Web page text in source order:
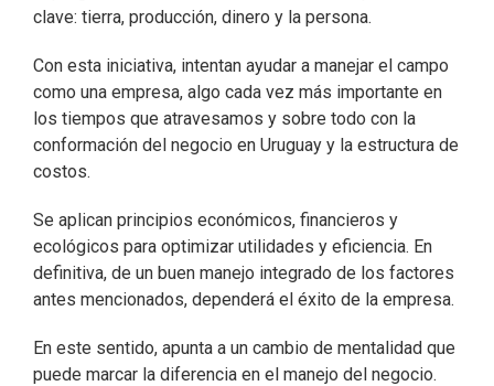
clave: tierra, producción, dinero y la persona.
Con esta iniciativa, intentan ayudar a manejar el campo
como una empresa, algo cada vez más importante en
los tiempos que atravesamos y sobre todo con la
conformación del negocio en Uruguay y la estructura de
costos.
Se aplican principios económicos, financieros y
ecológicos para optimizar utilidades y eficiencia. En
definitiva, de un buen manejo integrado de los factores
antes mencionados, dependerá el éxito de la empresa.
En este sentido, apunta a un cambio de mentalidad que
puede marcar la diferencia en el manejo del negocio.